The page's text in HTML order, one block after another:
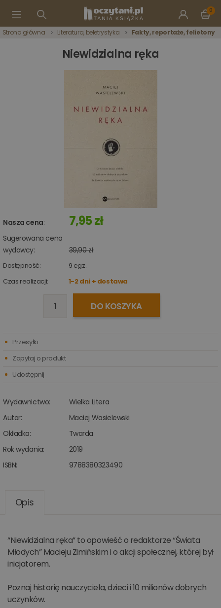
0
Strona główna Literatura, beletrystyka Fakty, reportaże, felietony
Niewidzialna ręka
Nasza cena: 7,95 zł
Sugerowana cena
wydawcy:
39,90 zł
Dostępność: 9 egz.
Czas realizacji:
1-2 dni + dostawa
DO KOSZYKA
Wydawnictwo:
Wielka Litera
Autor:
Maciej Wasielewski
Okładka:
Twarda
Rok wydania:
2019
ISBN:
9788380323490
Przesyłki
Zapytaj o produkt
Udostępnij
Opis
“Niewidzialna ręka” to opowieść o redaktorze “Świata
Młodych” Macieju Zimińskim i o akcji społecznej, której był
inicjatorem.
Poznaj historię nauczyciela, dzieci i 10 milionów dobrych
uczynków.